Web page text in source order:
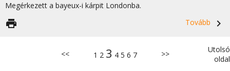
Megérkezett a bayeux-i kárpit Londonba.
Tovább
navigate_next
print
<< 1 2 3 4 5 6 7 >>
Utolsó
oldal